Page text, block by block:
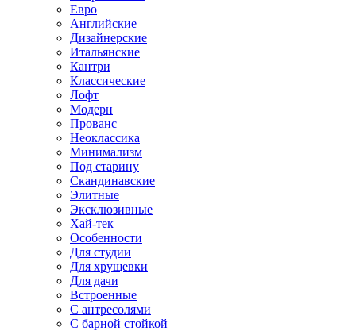
Евро
Английские
Дизайнерские
Итальянские
Кантри
Классические
Лофт
Модерн
Прованс
Неоклассика
Минимализм
Под старину
Скандинавские
Элитные
Эксклюзивные
Хай-тек
Особенности
Для студии
Для хрущевки
Для дачи
Встроенные
С антресолями
С барной стойкой